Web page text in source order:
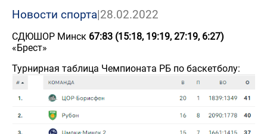
Новости спорта|28.02.2022
СДЮШОР Минск 67:83 (15:18, 19:19, 27:19, 6:27)
«Брест»
Турнирная таблица Чемпионата РБ по баскетболу: